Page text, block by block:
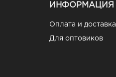
ИНФОРМАЦИЯ
Оплата и доставка
Для оптовиков